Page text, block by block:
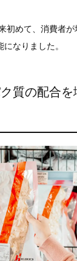
初めて、消費者
なりました。
質の配合